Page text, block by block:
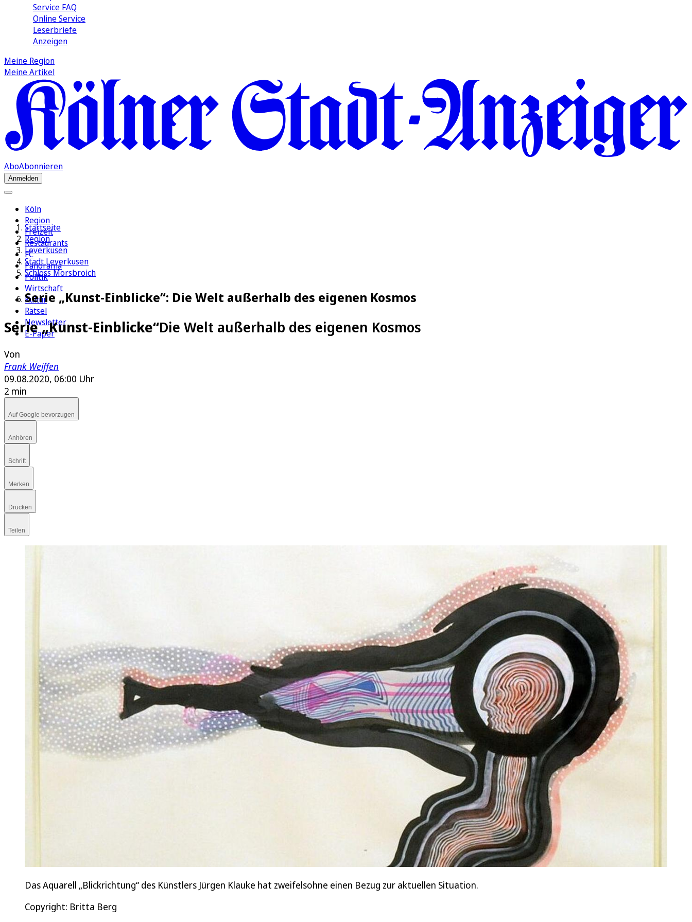
Service FAQ
Online Service
Leserbriefe
Anzeigen
Meine Region
Meine Artikel
AboAbonnieren
Anmelden
Köln
Region
Freizeit
Restaurants
FC
Panorama
Politik
Wirtschaft
Kultur
Rätsel
Newsletter
E-Paper
Startseite
Region
Leverkusen
Stadt Leverkusen
Schloss Morsbroich
Serie „Kunst-Einblicke“: Die Welt außerhalb des eigenen Kosmos
Serie „Kunst-Einblicke“Die Welt außerhalb des eigenen Kosmos
Von
Frank Weiffen
09.08.2020, 06:00 Uhr
2 min
Auf Google bevorzugen
Anhören
Schrift
Merken
Drucken
Teilen
Das Aquarell „Blickrichtung“ des Künstlers Jürgen Klauke hat zweifelsohne einen Bezug zur aktuellen Situation.
Copyright: Britta Berg